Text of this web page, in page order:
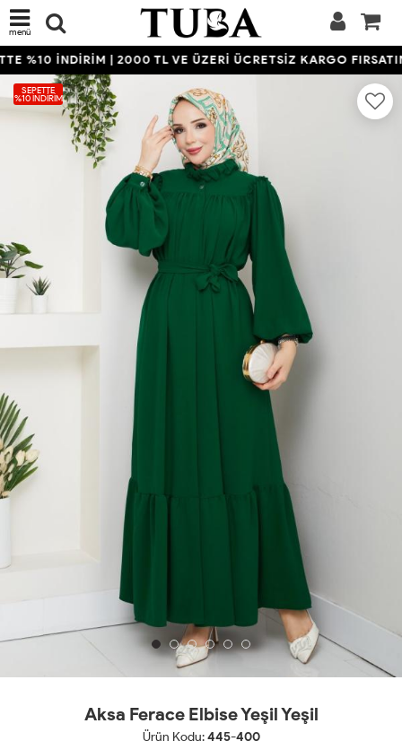
menü
%10 İNDİRİM | 2000 TL VE ÜZERİ ÜCRETSİZ KARGO
SEPETTE
%10 İNDIRIM
Aksa Ferace Elbise Yeşil Yeşil
Ürün Kodu:445-400